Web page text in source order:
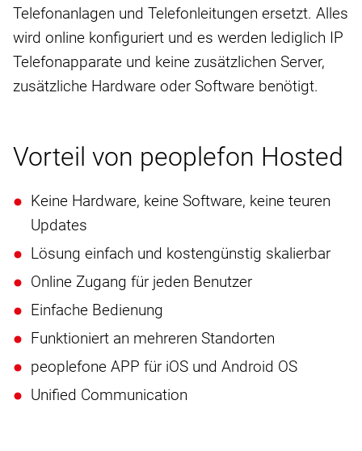
Telefonanlagen und Telefonleitungen ersetzt. Alles
wird online konfiguriert und es werden lediglich IP
Telefonapparate und keine zusätzlichen Server,
zusätzliche Hardware oder Software benötigt.
Vorteil von peoplefon Hosted
Keine Hardware, keine Software, keine teuren
Updates
Lösung einfach und kostengünstig skalierbar
Online Zugang für jeden Benutzer
Einfache Bedienung
Funktioniert an mehreren Standorten
peoplefone APP für iOS und Android OS
Unified Communication